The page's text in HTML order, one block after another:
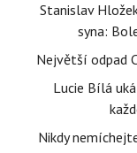
Stanislav
syna:
Největší odpad
Lucie Bílá
Nikdy